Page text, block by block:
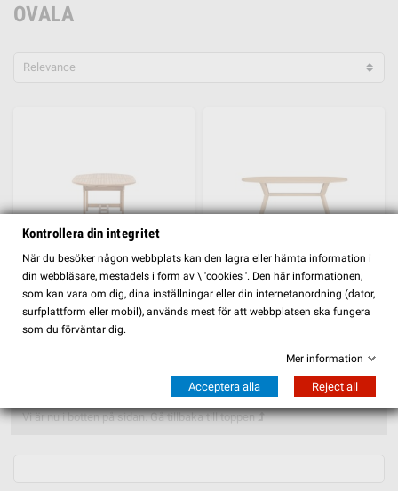
OVALA
Relevance
8 869,00 kr
Ovalt matbord Kenya, 200 × 100 cm, Natur
SE MER
Vi är nu i botten på sidan.Gå tillbaka till toppen
Kontrollera din integritet
När du besöker någon webbplats kan den lagra eller hämta information i
din webbläsare, mestadels i form av \ 'cookies '. Den här informationen,
som kan vara om dig, dina inställningar eller din internetanordning (dator,
surfplattform eller mobil), används mest för att webbplatsen ska fungera
som du förväntar dig.
Mer information
Acceptera alla Reject all